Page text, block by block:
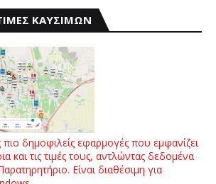
ΚΑΥΣΙΜΩΝ
δημοφιλείς εφαρμογές που εμφανίζει
και τις τιμές τους, αντλώντας δεδομένα
Είναι διαθέσιμη για